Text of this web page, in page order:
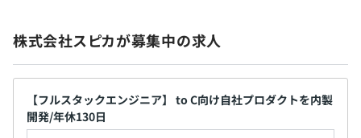
株式会社スピカが募集中の求人
【フルスタックエンジニア】 to C向け自社プロダクトを内製
開発/年休130日